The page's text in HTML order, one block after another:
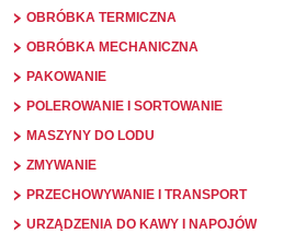
OBRÓBKA TERMICZNA
OBRÓBKA MECHANICZNA
PAKOWANIE
POLEROWANIE I SORTOWANIE
MASZYNY DO LODU
ZMYWANIE
PRZECHOWYWANIE I TRANSPORT
URZĄDZENIA DO KAWY I NAPOJÓW